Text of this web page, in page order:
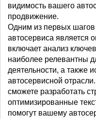
видимость вашего
продвижение.
Одним из первых
автосервиса является
включает анализ
наиболее релевантны
деятельности, а также
автосервисной
сможете разработать
оптимизированные
помогут вашему